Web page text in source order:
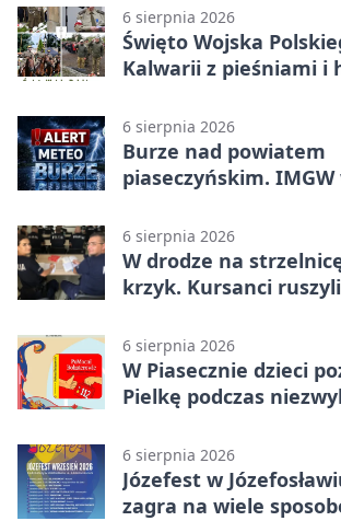
6 sierpnia 2026
Święto Wojska
Kalwarii z pieśniami i
6 sierpnia 2026
Burze nad powiatem
piaseczyńskim.
6 sierpnia 2026
W drodze na
krzyk. Kursanci
6 sierpnia 2026
W Piasecznie dzieci
Pielkę podczas
6 sierpnia 2026
Józefest w
zagra na wiele